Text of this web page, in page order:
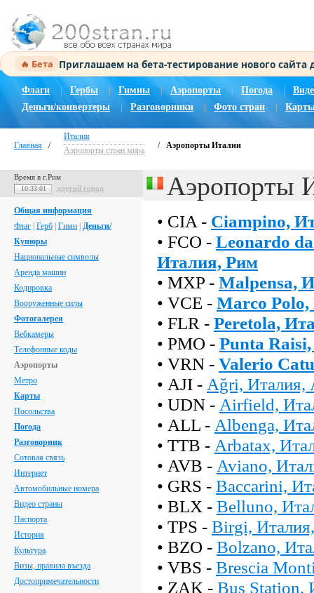
🔥 Бета Приглашаем на бета-тестирование нового
Флаги Гербы Гимны | Аэропорты Погода |
Деньги/конвертеры
Разговорники Фото стран
Главная /
Италия
Аэропорты стран мира
/ Аэропорты Италии
Время в г.Рим
10:33:02 другой город
Общая информация
Флаг Герб Гимн Деньги/
Купюры
Национальные символы
Аренда машин
Кодировка
Вооруженные силы
Фотогалерея
Вебкамеры
Телефонные коды
Аэропорты
Метро
Карты
Посольства
Погода
Разговорник
Сотовая связь
Интернет
Автомобильные номера
Видео страны
Паспорта
История
Культура
Визы, правила въезда
Достопримечательности
Аэропорты
• CIA - Ciampino,
• FCO - Leonardo
Италия, Рим
• MXP - Malpensa,
• VCE - Marco
• FLR - Peretola,
• PMO - Punta
• VRN - Valerio
• AJI - Ağri, Италия,
• UDN - Airfield,
• ALL - Albenga,
• TTB - Arbatax,
• AVB - Aviano,
• GRS - Baccarini,
• BLX - Belluno,
• TPS - Birgi,
• BZO - Bolzano,
• VBS - Brescia
• ZAK - Bus Station,